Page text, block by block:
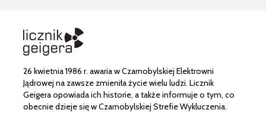
26 kwietnia 1986 r. awaria w Czarnobylskiej Elektrowni
Jądrowej na zawsze zmieniła życie wielu ludzi. Licznik
Geigera opowiada ich historie, a także informuje o tym, co
obecnie dzieje się w Czarnobylskiej Strefie Wykluczenia.